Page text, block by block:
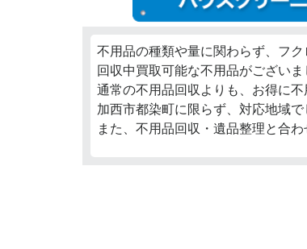
不用品の種類や量に関わらず、フ
回収中買取可能な不用品がござい
通常の不用品回収よりも、お得に
加西市都染町に限らず、対応地域
また、不用品回収・遺品整理と合